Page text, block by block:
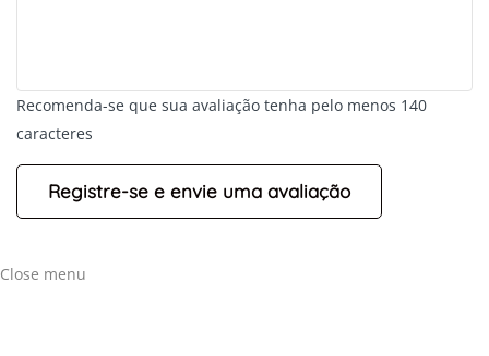
Recomenda-se que sua avaliação tenha pelo menos 140
caracteres
Close menu